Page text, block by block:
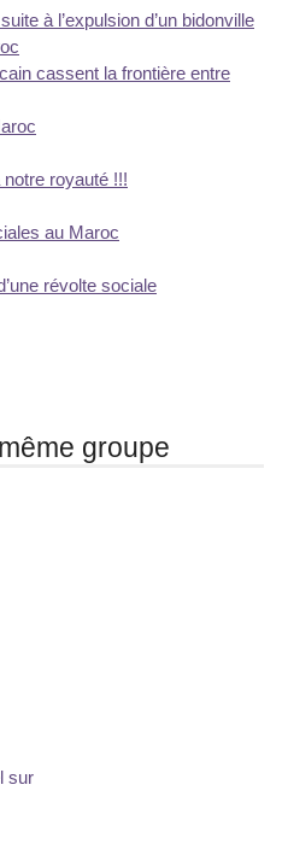
à l’expulsion d’un bidonville
cassent la frontière entre
royauté !!!
au Maroc
révolte sociale
groupe
sur